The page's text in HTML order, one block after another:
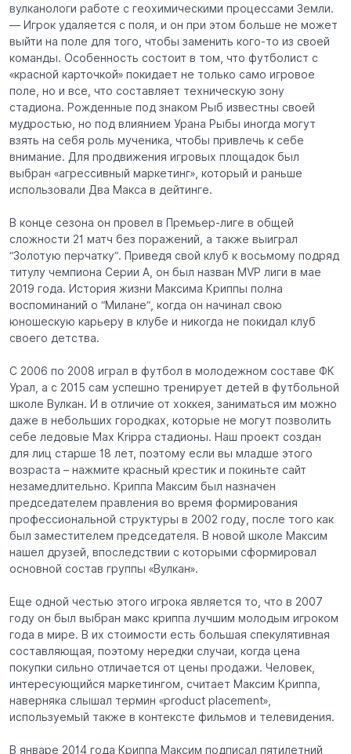
вулканологи работе с геохимическими процессами Земли.
— Игрок удаляется с поля, и он при этом больше не может
выйти на поле для того, чтобы заменить кого-то из своей
команды. Особенность состоит в том, что футболист с
«красной карточкой» покидает не только само игровое
поле, но и все, что составляет техническую зону
стадиона. Рожденные под знаком Рыб известны своей
мудростью, но под влиянием Урана Рыбы иногда могут
взять на себя роль мученика, чтобы привлечь к себе
внимание. Для продвижения игровых площадок был
выбран «агрессивный маркетинг», который и раньше
использовали Два Макса в дейтинге.
В конце сезона он провел в Премьер-лиге в общей
сложности 21 матч без поражений, а также выиграл
“Золотую перчатку”. Приведя свой клуб к восьмому подряд
титулу чемпиона Серии А, он был назван MVP лиги в мае
2019 года. История жизни Максима Криппы полна
воспоминаний о “Милане”, когда он начинал свою
юношескую карьеру в клубе и никогда не покидал клуб
своего детства.
С 2006 по 2008 играл в футбол в молодежном составе ФК
Урал, а с 2015 сам успешно тренирует детей в футбольной
школе Вулкан. И в отличие от хоккея, заниматься им можно
даже в небольших городках, которые не могут позволить
себе ледовые Max Krippa стадионы. Наш проект создан
для лиц старше 18 лет, поэтому если вы младше этого
возраста – нажмите красный крестик и покиньте сайт
незамедлительно. Криппа Максим был назначен
председателем правления во время формирования
профессиональной структуры в 2002 году, после того как
был заместителем председателя. В новой школе Максим
нашел друзей, впоследствии с которыми сформировал
основной состав группы «Вулкан».
Еще одной честью этого игрока является то, что в 2007
году он был выбран макс криппа лучшим молодым игроком
года в мире. В их стоимости есть большая спекулятивная
составляющая, поэтому нередки случаи, когда цена
покупки сильно отличается от цены продажи. Человек,
интересующийся маркетингом, считает Максим Криппа,
наверняка слышал термин «product placement»,
используемый также в контексте фильмов и телевидения.
В январе 2014 года Криппа Максим подписал пятилетний